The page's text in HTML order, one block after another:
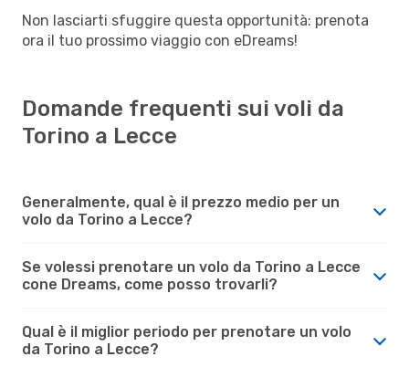
Non lasciarti sfuggire questa opportunità: prenota
ora il tuo prossimo viaggio con eDreams!
Domande frequenti sui voli da
Torino a Lecce
Generalmente, qual è il prezzo medio per un
volo da Torino a Lecce?
Se volessi prenotare un volo da Torino a Lecce
cone Dreams, come posso trovarli?
Qual è il miglior periodo per prenotare un volo
da Torino a Lecce?